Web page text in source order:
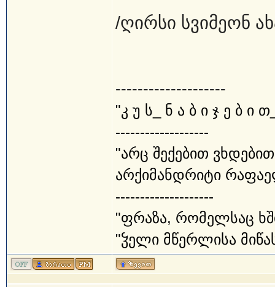
/ღირსი სვიმეონ
--------------------
"კ უ ს_ ნ ა ბ ი ჯ ე ბ ი
-------------------
"არც შექებით
არქიმანდრიტი
--------------------
"ფრაზა, რომელსაც
"ჴელი მწერლისა